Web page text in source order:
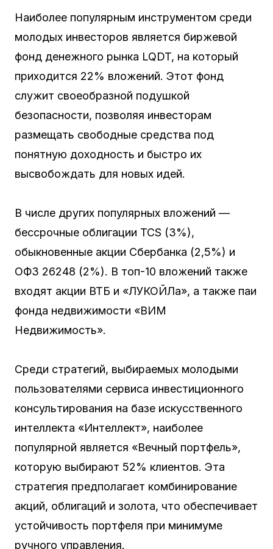
Наиболее популярным инструментом среди
молодых инвесторов является биржевой
фонд денежного рынка LQDT, на который
приходится 22% вложений. Этот фонд
служит своеобразной подушкой
безопасности, позволяя инвесторам
размещать свободные средства под
понятную доходность и быстро их
высвобождать для новых идей.
В числе других популярных вложений —
бессрочные облигации TCS (3%),
обыкновенные акции Сбербанка (2,5%) и
ОФЗ 26248 (2%). В топ-10 вложений также
входят акции ВТБ и «ЛУКОЙЛа», а также паи
фонда недвижимости «ВИМ
Недвижимость».
Среди стратегий, выбираемых молодыми
пользователями сервиса инвестиционного
консультирования на базе искусственного
интеллекта «Интеллект», наиболее
популярной является «Вечный портфель»,
которую выбирают 52% клиентов. Эта
стратегия предполагает комбинирование
акций, облигаций и золота, что обеспечивает
устойчивость портфеля при минимуме
ручного управления.